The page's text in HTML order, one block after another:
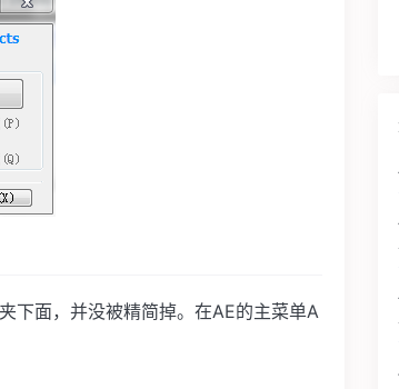
面，并没被精简掉。在AE的主菜单A